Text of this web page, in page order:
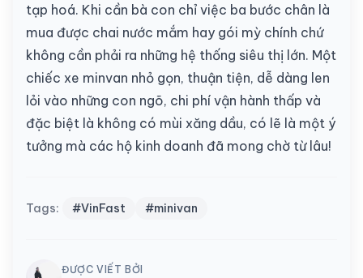
tạp hoá. Khi cần bà con chỉ việc ba bước chân là
mua được chai nước mắm hay gói mỳ chính chứ
không cần phải ra những hệ thống siêu thị lớn. Một
chiếc xe minvan nhỏ gọn, thuận tiện, dễ dàng len
lỏi vào những con ngõ, chi phí vận hành thấp và
đặc biệt là không có mùi xăng dầu, có lẽ là một ý
tưởng mà các hộ kinh doanh đã mong chờ từ lâu!
Tags: #VinFast #minivan
ĐƯỢC VIẾT BỞI